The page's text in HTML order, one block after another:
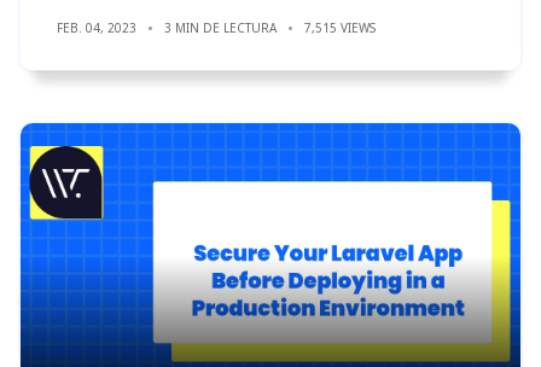
FEB. 04, 2023 3 MIN DE LECTURA 7,515 VIEWS